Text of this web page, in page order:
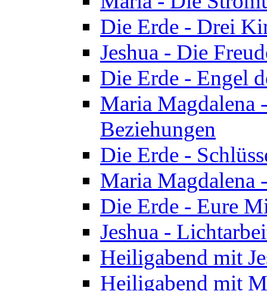
Die Erde - Drei
Jeshua - Die
Die Erde - Engel
Maria Magdalena
Beziehungen
Die Erde -
Maria Magdalena
Die Erde - Eure
Jeshua -
Heiligabend mit
Heiligabend mit